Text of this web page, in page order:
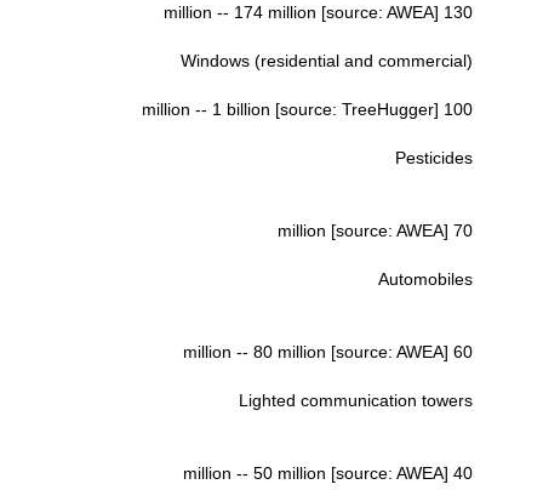
130 million -- 174 million [source: AWEA]
Windows (residential and commercial)
100 million -- 1 billion [source: TreeHugger]
Pesticides
70 million [source: AWEA]
Automobiles
60 million -- 80 million [source: AWEA]
Lighted communication towers
40 million -- 50 million [source: AWEA]